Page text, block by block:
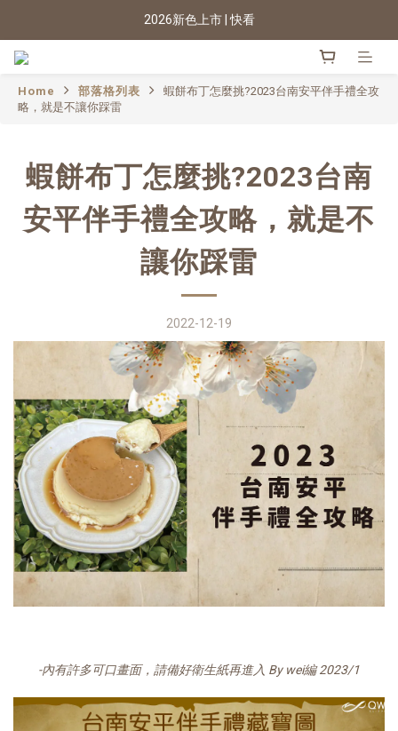
2026新色上市 | 快看
找出自己的風格 | 聯名款
2026新色上市 | 快看
Home 部落格列表
蝦餅布丁怎麼挑?2023台南安平伴手禮全攻
略，就是不讓你踩雷
蝦餅布丁怎麼挑?2023台南
安平伴手禮全攻略，就是不
讓你踩雷
2022-12-19
-內有許多可口畫面，請備好衛生紙再進入 By wei編 2023/1